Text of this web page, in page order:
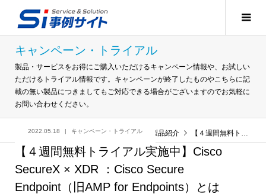
キャンペーン・トライアル
製品・サービスをお得にご購入いただけるキャンペーン情報や、お試しい
ただけるトライアル情報です。キャンペーンが終了したものやこちらに記
載の無い製品につきましてもご対応できる場合がございますのでお気軽に
お問い合わせください。
記事 キャンペーン・トライアル 製品紹介 【４週間無料トライアル実施中】Cisco SecureX × XDR ：Cisco Secure Endpoint（旧AMP for Endpoints）とは
2022.05.18 キャンペーン・トライアル
【４週間無料トライアル実施中】Cisco
SecureX × XDR ：Cisco Secure
Endpoint（旧AMP for Endpoints）とは